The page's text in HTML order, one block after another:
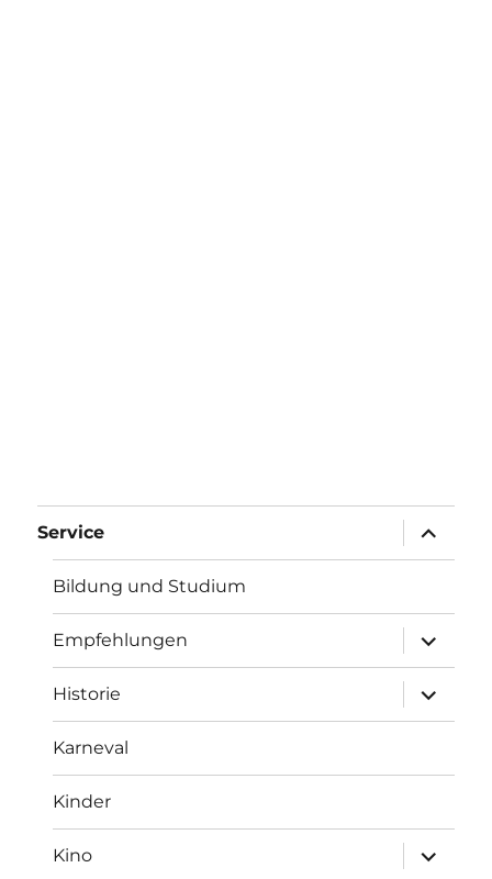
Service
anzeigen
Bildung und Studium
Empfehlungen
anzeigen
Historie
anzeigen
Karneval
Kinder
Kino
anzeigen